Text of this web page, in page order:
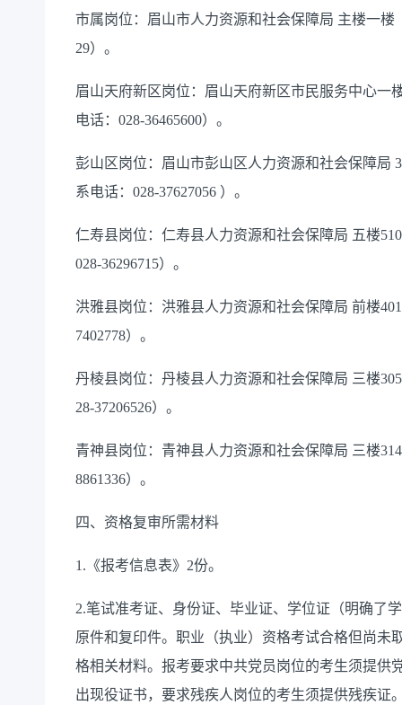
市属岗位：眉山市人力资源和社会保障局 主楼一楼
29）。
眉山天府新区岗位：眉山天府新区市民服务中心一
电话：028-36465600）。
彭山区岗位：眉山市彭山区人力资源和社会保障局
系电话：028-37627056 ）。
仁寿县岗位：仁寿县人力资源和社会保障局 五楼
028-36296715）。
洪雅县岗位：洪雅县人力资源和社会保障局 前楼
7402778）。
丹棱县岗位：丹棱县人力资源和社会保障局 三楼
28-37206526）。
青神县岗位：青神县人力资源和社会保障局 三楼
8861336）。
四、资格复审所需材料
1.《报考信息表》2份。
2.笔试准考证、身份证、毕业证、学位证（明确了
原件和复印件。职业（执业）资格考试合格但尚未
格相关材料。报考要求中共党员岗位的考生须提供
出现役证书，要求残疾人岗位的考生须提供残疾证